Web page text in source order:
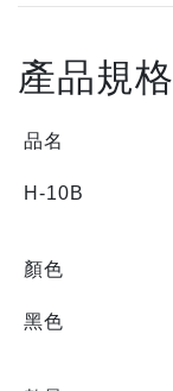
產品規格
品名
H-10B
顏色
黑色